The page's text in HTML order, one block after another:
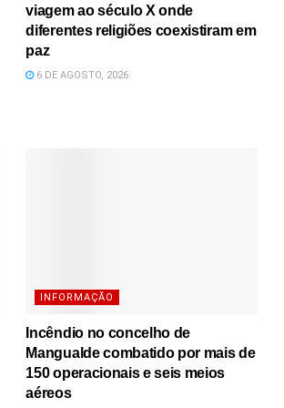
viagem ao século X onde
diferentes religiões coexistiram em
paz
6 DE AGOSTO, 2026
INFORMAÇÃO
Incêndio no concelho de
Mangualde combatido por mais de
150 operacionais e seis meios
aéreos